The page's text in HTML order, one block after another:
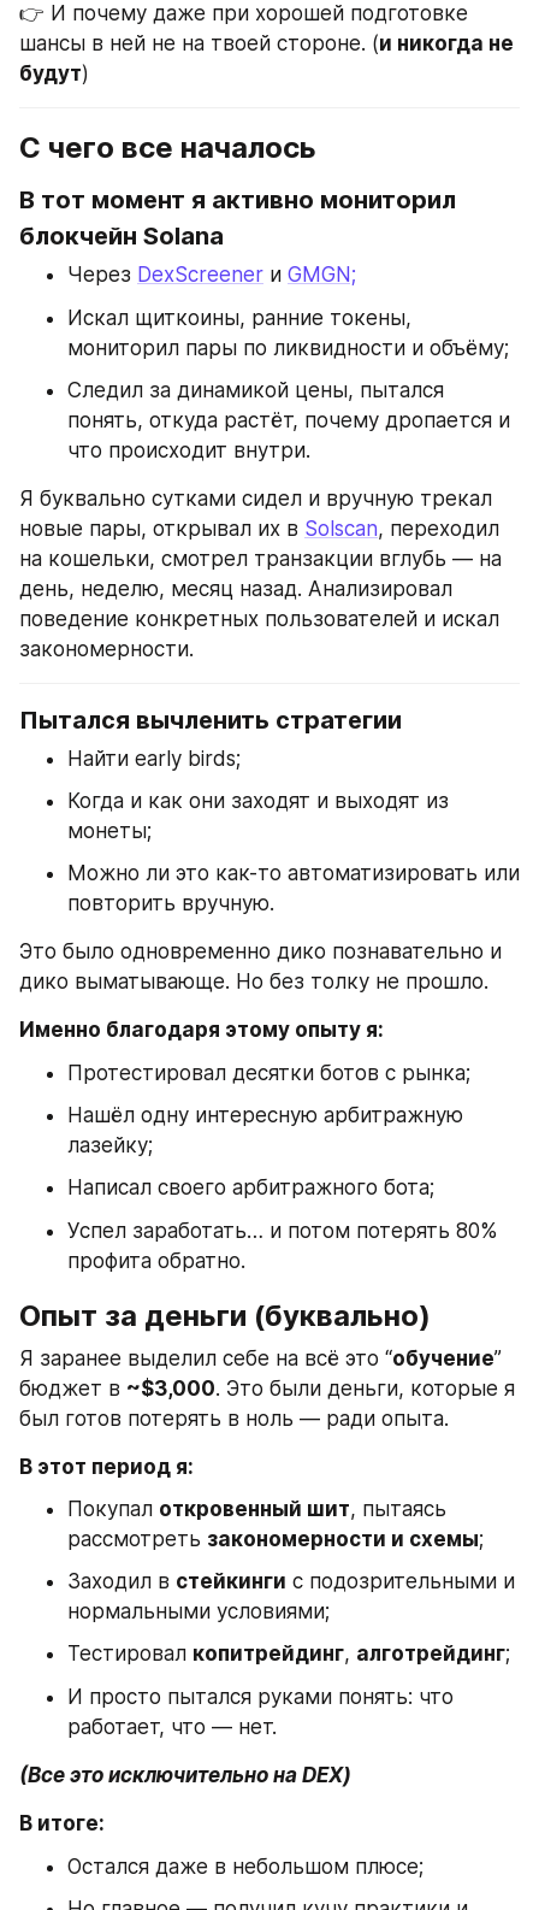
👉 И почему даже при хорошей подготовке
шансы в ней не на твоей стороне. (и никогда не
будут)
С чего все началось
В тот момент я активно мониторил
блокчейн Solana
Через DexScreener и GMGN;
Искал щиткоины, ранние токены,
мониторил пары по ликвидности и объёму;
Следил за динамикой цены, пытался
понять, откуда растёт, почему дропается и
что происходит внутри.
Я буквально сутками сидел и вручную трекал
новые пары, открывал их в Solscan, переходил
на кошельки, смотрел транзакции вглубь — на
день, неделю, месяц назад. Анализировал
поведение конкретных пользователей и искал
закономерности.
Пытался вычленить стратегии
Найти early birds;
Когда и как они заходят и выходят из
монеты;
Можно ли это как-то автоматизировать или
повторить вручную.
Это было одновременно дико познавательно и
дико выматывающе. Но без толку не прошло.
Именно благодаря этому опыту я:
Протестировал десятки ботов с рынка;
Нашёл одну интересную арбитражную
лазейку;
Написал своего арбитражного бота;
Успел заработать… и потом потерять 80%
профита обратно.
Опыт за деньги (буквально)
Я заранее выделил себе на всё это “обучение”
бюджет в ~$3,000. Это были деньги, которые я
был готов потерять в ноль — ради опыта.
В этот период я:
Покупал откровенный шит, пытаясь
рассмотреть закономерности и схемы;
Заходил в стейкинги с подозрительными и
нормальными условиями;
Тестировал копитрейдинг, алготрейдинг;
И просто пытался руками понять: что
работает, что — нет.
(Все это исключительно на DEX)
В итоге:
Остался даже в небольшом плюсе;